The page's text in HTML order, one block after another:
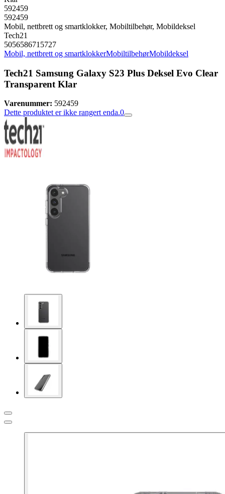
592459
592459
Mobil, nettbrett og smartklokker, Mobiltilbehør, Mobildeksel
Tech21
5056586715727
Mobil, nettbrett og smartklokkerMobiltilbehørMobildeksel
Tech21 Samsung Galaxy S23 Plus Deksel Evo Clear
Transparent Klar
Varenummer: 592459
Dette produktet er ikke rangert enda.0